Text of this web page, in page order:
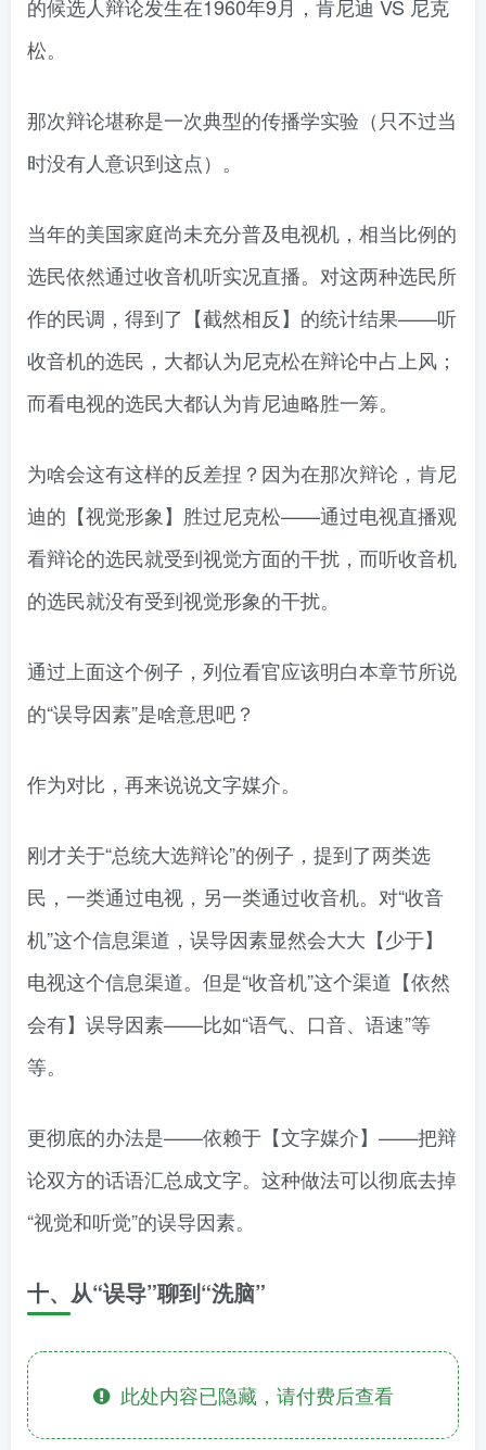
的候选人辩论发生在1960年9月，肯尼迪 VS 尼克
松。
那次辩论堪称是一次典型的传播学实验（只不过当
时没有人意识到这点）。
当年的美国家庭尚未充分普及电视机，相当比例的
选民依然通过收音机听实况直播。对这两种选民所
作的民调，得到了【截然相反】的统计结果——听
收音机的选民，大都认为尼克松在辩论中占上风；
而看电视的选民大都认为肯尼迪略胜一筹。
为啥会这有这样的反差捏？因为在那次辩论，肯尼
迪的【视觉形象】胜过尼克松——通过电视直播观
看辩论的选民就受到视觉方面的干扰，而听收音机
的选民就没有受到视觉形象的干扰。
通过上面这个例子，列位看官应该明白本章节所说
的“误导因素”是啥意思吧？
作为对比，再来说说文字媒介。
刚才关于“总统大选辩论”的例子，提到了两类选
民，一类通过电视，另一类通过收音机。对“收音
机”这个信息渠道，误导因素显然会大大【少于】
电视这个信息渠道。但是“收音机”这个渠道【依然
会有】误导因素——比如“语气、口音、语速”等
等。
更彻底的办法是——依赖于【文字媒介】——把辩
论双方的话语汇总成文字。这种做法可以彻底去掉
“视觉和听觉”的误导因素。
十、从“误导”聊到“洗脑”
此处内容已隐藏，请付费后查看